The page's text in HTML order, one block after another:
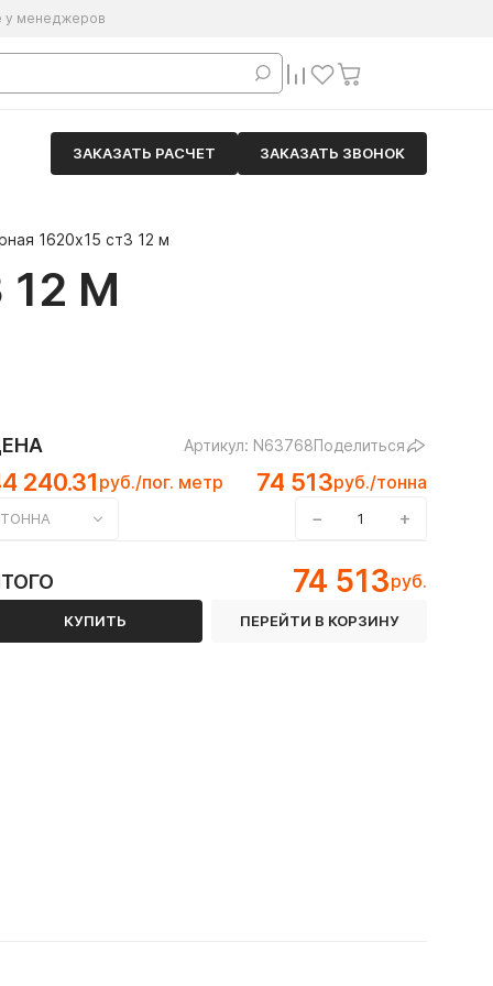
у менеджеров
ЗАКАЗАТЬ РАСЧЕТ ЗАКАЗАТЬ ЗВОНОК
1620х15 ст3 12 м
М
Артикул: N63768Поделиться
240.31 руб./пог. метр 74 513руб./тонна
ТОННА − +
74 513руб.
КУПИТЬ ПЕРЕЙТИ В КОРЗИНУ